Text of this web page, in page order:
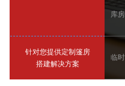
针对您提供定制篷房
搭建解决方案
库
临